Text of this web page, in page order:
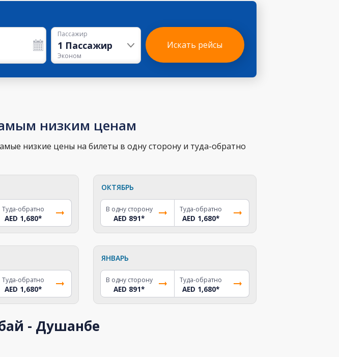
Пассажир
1 Пассажир
Эконом
Искать рейсы
низким ценам
низкие цены на билеты в одну сторону и туда-обратно
Туда-обратно
AED 1,680*
ОКТЯБРЬ
В одну сторону
AED 891*
Туда-обратно
AED 1,680*
Туда-обратно
AED 1,680*
ЯНВАРЬ
В одну сторону
AED 891*
Туда-обратно
AED 1,680*
- Душанбе